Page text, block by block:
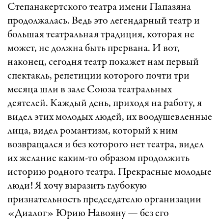
Степанакертского театра имени Папазяна
продолжалась. Ведь это легендарный театр и
большая театральная традиция, которая не
может, не должна быть прервана. И вот,
наконец, сегодня театр покажет нам первый
спектакль, репетиции которого почти три
месяца шли в зале Союза театральных
деятелей. Каждый день, приходя на работу, я
видел этих молодых людей, их воодушевленные
лица, видел романтизм, который к ним
возвращался и без которого нет театра, видел
их желание каким-то образом продолжить
историю родного театра. Прекрасные молодые
люди! Я хочу выразить глубокую
признательность председателю организации
«Диалог» Юрию Навояну — без его